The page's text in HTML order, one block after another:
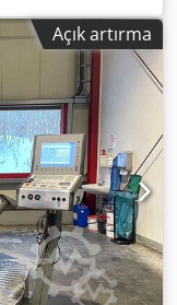
mesafesi:560
yok - en yüksek
X ekseni hareket
560 mm Z
yuvaları:
360° Tabla
çapı: 600 mm
Dcsdpfxszpxdwe
8 / 1 T-yuva
mm MAKİNE
Kontrollü NC
tabla, sabit tablaya
Açık artırma